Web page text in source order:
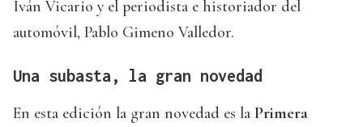
Iván Vicario y el periodista e historiador del
automóvil, Pablo Gimeno Valledor.
Una subasta, la gran novedad
En esta edición la gran novedad es la Primera